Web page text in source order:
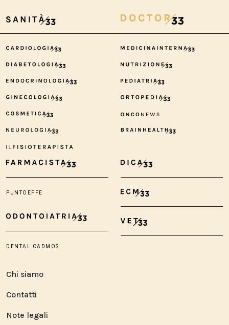
Chi siamo
Contatti
Note legali